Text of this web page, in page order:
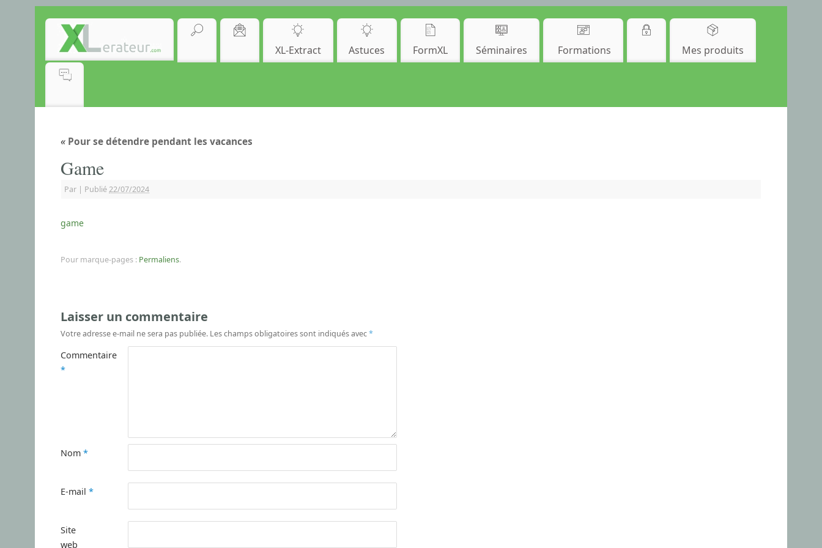
XL-Extract Astuces FormXL Séminaires Formations Mes produits
« Pour se détendre pendant les vacances
Game
Par | Publié22/07/2024
game
Pour marque-pages : Permaliens.
Laisser un commentaire
Votre adresse e-mail ne sera pas publiée. Les champs obligatoires sont indiqués avec*
Commentaire
*
Nom *
E-mail *
Site
web